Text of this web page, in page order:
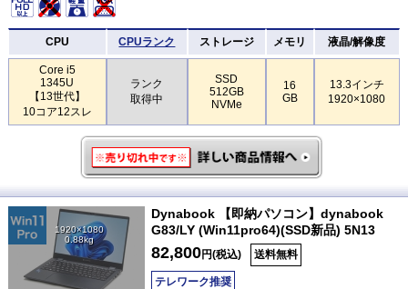
CPU CPUランク ストレージ メモリ 液晶/解像度
Core i5
1345U
【13世代】
10コア12スレ
ランク
取得中
SSD
512GB
NVMe
16
GB
13.3インチ
1920×1080
1920×1080
0.88kg
Dynabook 【即納パソコン】dynabook
G83/LY (Win11pro64)(SSD新品) 5N13
82,800円(税込) 送料無料
テレワーク推奨